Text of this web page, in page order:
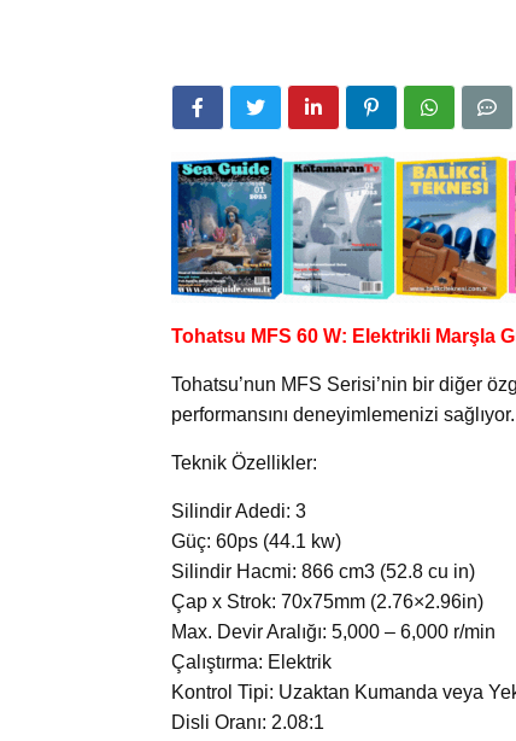
Tohatsu MFS 60 W: Elektrikli Marşla
Tohatsu’nun MFS Serisi’nin bir diğer
performansını deneyimlemenizi
Teknik Özellikler:
Silindir Adedi: 3
Güç: 60ps (44.1 kw)
Silindir Hacmi: 866 cm3 (52.8 cu in)
Çap x Strok: 70x75mm (2.76×2.96in)
Max. Devir Aralığı: 5,000 – 6,000 r/min
Çalıştırma: Elektrik
Kontrol Tipi: Uzaktan Kumanda veya
Disli Oranı: 2.08:1